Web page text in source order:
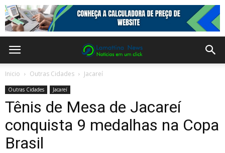
Inicio Outras Cidades Jacareí
Outras Cidades Jacareí
Tênis de Mesa de Jacareí
conquista 9 medalhas na Copa
Brasil